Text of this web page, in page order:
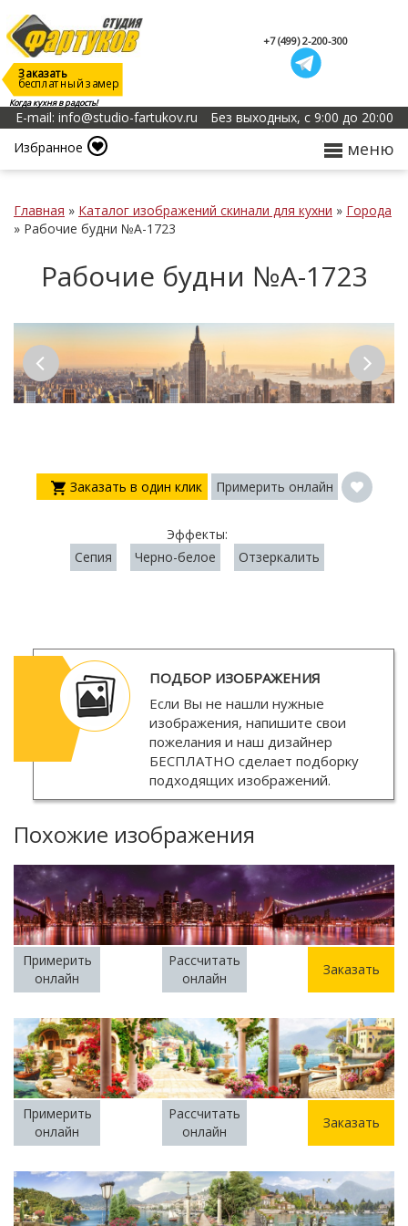
Когда кухня в радость!
Заказать
бесплатный замер
+7 (499) 2-200-300
E-mail: info@studio-fartukov.ru
Без выходных, с 9:00 до 20:00
Избранное
меню
Главная » Каталог изображений скинали для кухни » Города
» Рабочие будни №А-1723
Рабочие будни №А-1723
Заказать в один клик Примерить онлайн
Эффекты:
Сепия
Черно-белое Отзеркалить
ПОДБОР ИЗОБРАЖЕНИЯ
Если Вы не нашли нужные
изображения, напишите свои
пожелания и наш дизайнер
БЕСПЛАТНО сделает подборку
подходящих изображений.
Похожие изображения
Примерить
онлайн
Рассчитать
онлайн
Заказать
Примерить
онлайн
Рассчитать
онлайн
Заказать